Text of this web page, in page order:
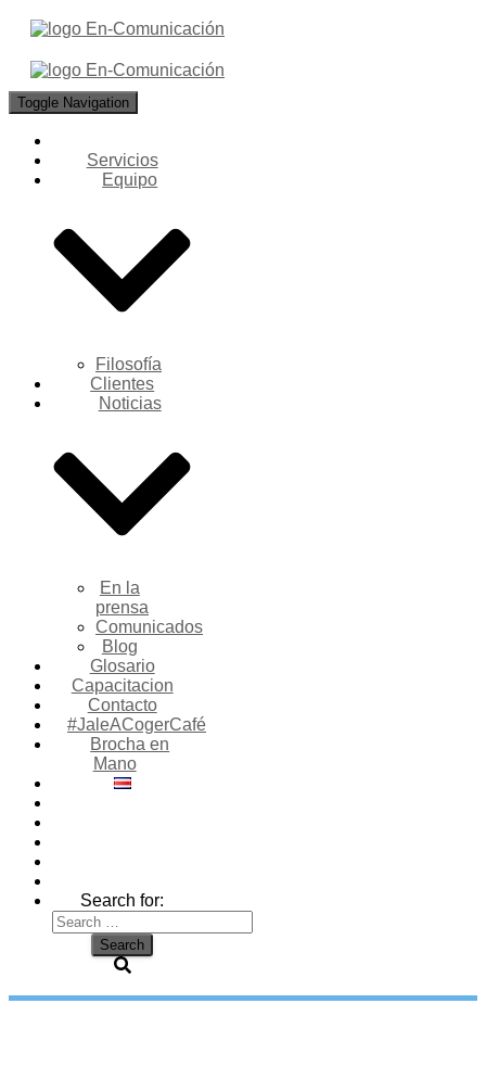
Toggle Navigation
Servicios
Equipo
Filosofía
Clientes
Noticias
En la
prensa
Comunicados
Blog
Glosario
Capacitacion
Contacto
#JaleACogerCafé
Brocha en
Mano
Search for: